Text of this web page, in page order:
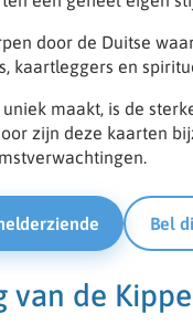
door de Duitse
kaartleggers en
maakt, is de
zijn deze kaarten
Bel
van de